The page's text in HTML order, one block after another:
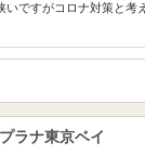
いですがコロナ対策と考
ラナ東京ベイ